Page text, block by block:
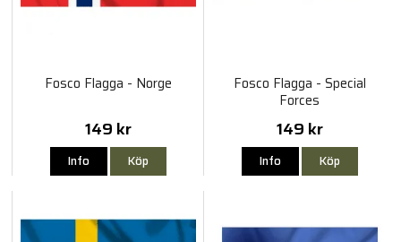
Fosco Flagga - Norge
149 kr
Info Köp
Fosco Flagga - Special
Forces
149 kr
Info Köp